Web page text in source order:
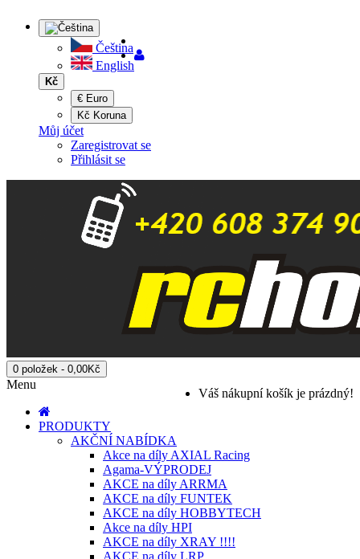
Čeština
English
Kč
€ Euro
Kč Koruna
Můj účet
Zaregistrovat se
Přihlásit se
0 položek - 0,00Kč
Váš nákupní košík je prázdný!
Menu
PRODUKTY
AKČNÍ NABÍDKA
Akce na díly AXIAL Racing
Agama-VÝPRODEJ
AKCE na díly ARRMA
AKCE na díly FUNTEK
AKCE na díly HOBBYTECH
Akce na díly HPI
AKCE na díly XRAY !!!!
AKCE na díly LRP